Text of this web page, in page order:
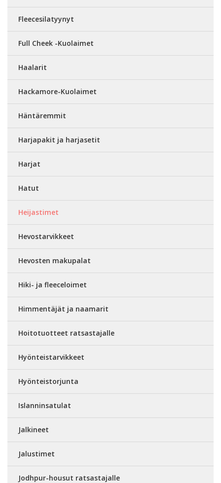
Fleecesilatyynyt
Full Cheek -Kuolaimet
Haalarit
Hackamore-Kuolaimet
Häntäremmit
Harjapakit ja harjasetit
Harjat
Hatut
Heijastimet
Hevostarvikkeet
Hevosten makupalat
Hiki- ja fleeceloimet
Himmentäjät ja naamarit
Hoitotuotteet ratsastajalle
Hyönteistarvikkeet
Hyönteistorjunta
Islanninsatulat
Jalkineet
Jalustimet
Jodhpur-housut ratsastajalle